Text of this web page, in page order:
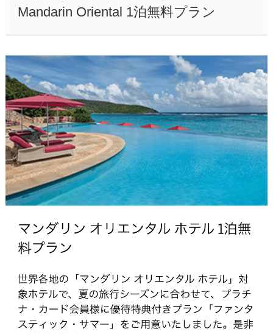
Mandarin Oriental 1泊無料プラン